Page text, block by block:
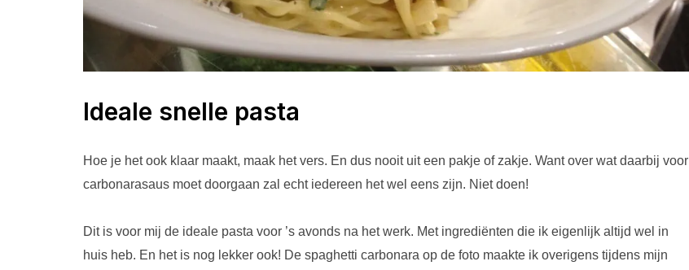
Ideale snelle pasta
Hoe je het ook klaar maakt, maak het vers. En dus nooit uit een pakje of zakje. Want over wat daarbij voor
carbonarasaus moet doorgaan zal echt iedereen het wel eens zijn. Niet doen!
Dit is voor mij de ideale pasta voor ’s avonds na het werk. Met ingrediënten die ik eigenlijk altijd wel in
huis heb. En het is nog lekker ook! De spaghetti carbonara op de foto maakte ik overigens tijdens mijn